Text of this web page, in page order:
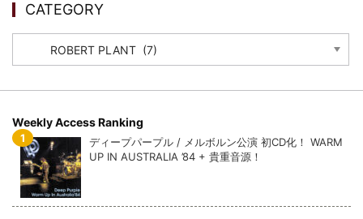
CATEGORY
Weekly Access Ranking
ディープパープル / メルボルン公演 初CD化！ WARM
UP IN AUSTRALIA ’84 + 貴重音源！